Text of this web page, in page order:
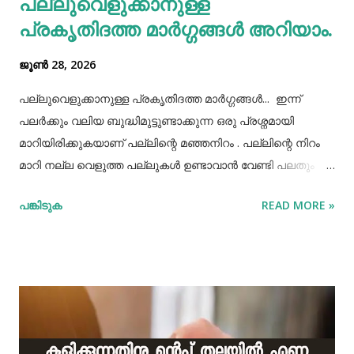
കൂട...
പ്രകൃതിദത്ത മാര്‍ഗ്ഗങ്ങള്‍ അറിയാം.
ജൂൺ 28, 2026
പല്ലുവെളുക്കാനുള്ള പ്രകൃതിദത്ത മാര്‍ഗ്ഗങ്ങള്‍... ഇന്ന്
പലർക്കും വലിയ ബുദ്ധിമുട്ടുണ്ടാക്കുന്ന ഒരു പ്രശ്നമായി
മാറിയിരിക്കുകയാണ് പല്ലിന്റെ മഞ്ഞനിറം . പല്ലിന്റെ നിറം
മാറി നല്ല വെളുത്ത പല്ലുകൾ ഉണ്ടാവാൻ വേണ്ടി പലതും
പല്ലിന്‍റെ മഞ്ഞനിറം മാറ്റാന്‍ പല മാര്‍ഗ്ഗങ്ങളും
പരിചയപ്പെടാം. പഴങ്ങളും പച്ചക്കറികളും വിറ്റാമിന്‍ സി
അടങ്ങിയ പഴങ്ങളും പച്ചക്കറികളും നാരങ്ങ വര്‍ഗ്ഗത്തില്‍ പെട്ട
പഴങ്ങളില്‍ വിറ്റാമിന്‍ സി ധാരാളമായി അടങ്ങിയിട്ടുണ്ട്. ഇവ
പങ്കിടുക READ MORE »